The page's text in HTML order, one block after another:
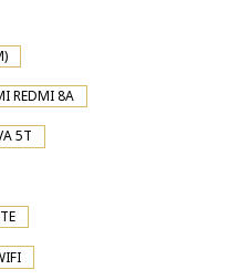
REDMI 8A
5T